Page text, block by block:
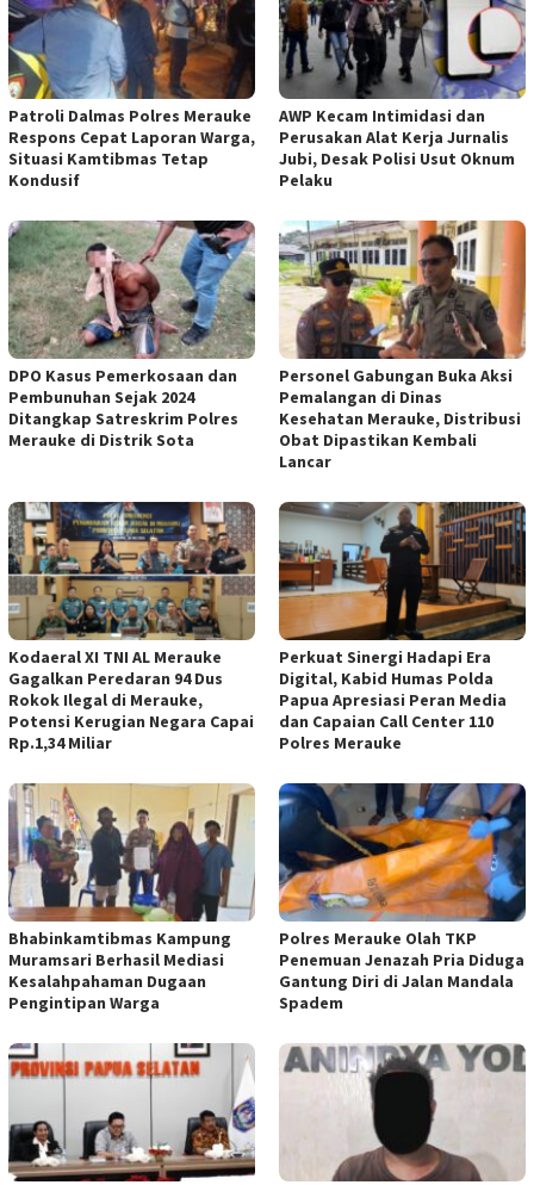
Patroli Dalmas Polres Merauke
Respons Cepat Laporan Warga,
Situasi Kamtibmas Tetap
Kondusif
AWP Kecam Intimidasi dan
Perusakan Alat Kerja Jurnalis
Jubi, Desak Polisi Usut Oknum
Pelaku
DPO Kasus Pemerkosaan dan
Pembunuhan Sejak 2024
Ditangkap Satreskrim Polres
Merauke di Distrik Sota
Personel Gabungan Buka Aksi
Pemalangan di Dinas
Kesehatan Merauke, Distribusi
Obat Dipastikan Kembali
Lancar
Kodaeral XI TNI AL Merauke
Gagalkan Peredaran 94 Dus
Rokok Ilegal di Merauke,
Potensi Kerugian Negara Capai
Rp.1,34 Miliar
Perkuat Sinergi Hadapi Era
Digital, Kabid Humas Polda
Papua Apresiasi Peran Media
dan Capaian Call Center 110
Polres Merauke
Bhabinkamtibmas Kampung
Muramsari Berhasil Mediasi
Kesalahpahaman Dugaan
Pengintipan Warga
Polres Merauke Olah TKP
Penemuan Jenazah Pria Diduga
Gantung Diri di Jalan Mandala
Spadem